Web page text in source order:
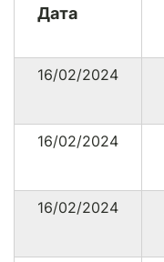
Дата
16/02/2024
16/02/2024
16/02/2024